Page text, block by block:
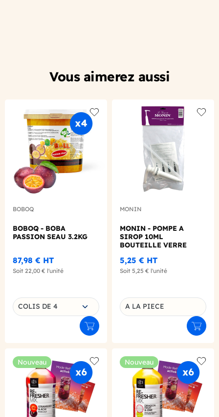
Vous aimerez aussi
Add to wishlist
BOBOQ
BOBOQ - BOBA
PASSION SEAU 3.2KG
87,98 € HT
Soit 22,00 € l'unité
Choisissez une déclinaison
COLIS DE 4
Ajouter au panier
MONIN
MONIN - POMPE A
SIROP 10ML
BOUTEILLE VERRE
5,25 € HT
Soit 5,25 € l'unité
Déclinaison du produit
A LA PIECE
Nouveau
Add to wishlist
Nouveau
Add